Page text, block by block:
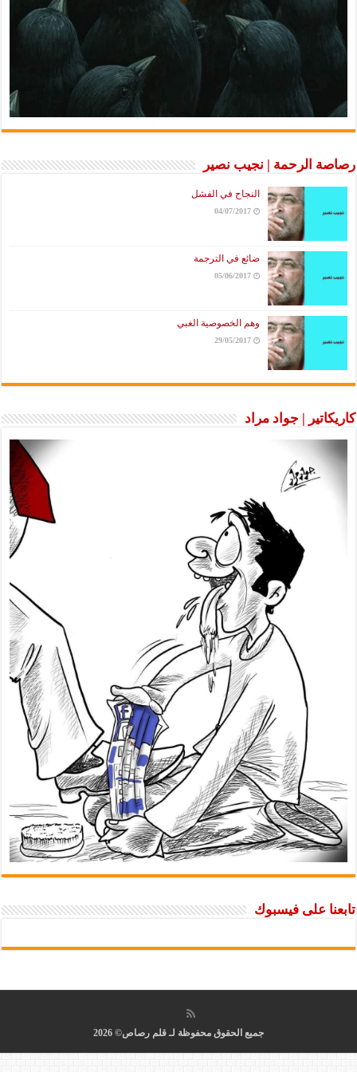
الرحمة | نجيب نصير
النجاح في الفشل
04/07/2017
ضائع في الترجمة
05/06/2017
وهم الخصوصية الغبي
29/05/2017
| جواد مراد
على فيسبوك
جميع الحقوق محفوظة لـ قلم رصاص© 2026